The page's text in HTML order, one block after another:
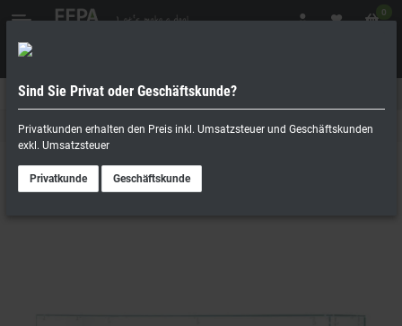
0
Geschäftskunde
Kühlaufsätze / Tapas- und Sushivitrinen
Sind Sie Privat oder Geschäftskunde?
Privatkunden erhalten den Preis inkl. Umsatzsteuer und Geschäftskunden
exkl. Umsatzsteuer
Privatkunde Geschäftskunde